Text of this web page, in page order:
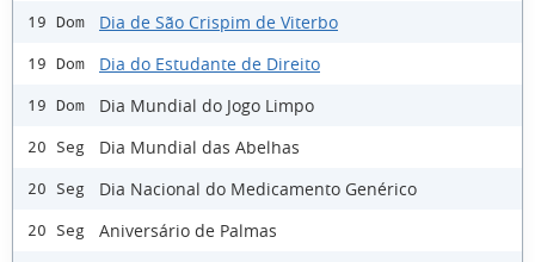
19 Dom Dia de São Crispim de Viterbo
19 Dom Dia do Estudante de Direito
19 Dom Dia Mundial do Jogo Limpo
20 Seg Dia Mundial das Abelhas
20 Seg Dia Nacional do Medicamento Genérico
20 Seg Aniversário de Palmas